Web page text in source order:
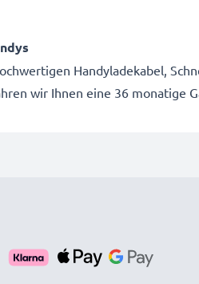
Handyladekabel,
wir Ihnen eine 36 monatige